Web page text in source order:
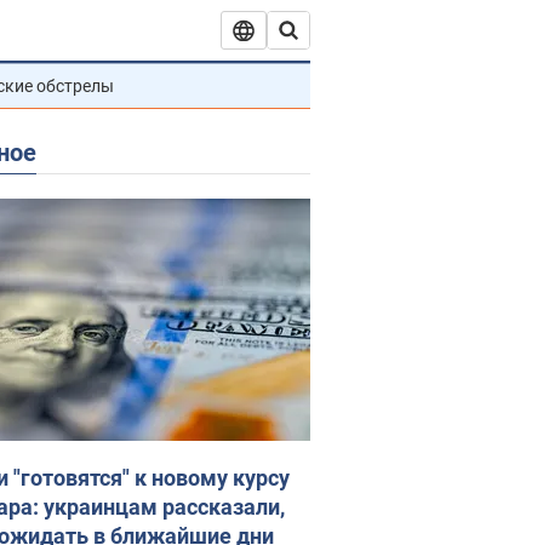
обстрелы
"готовятся" к новому курсу
украинцам рассказали,
в ближайшие дни